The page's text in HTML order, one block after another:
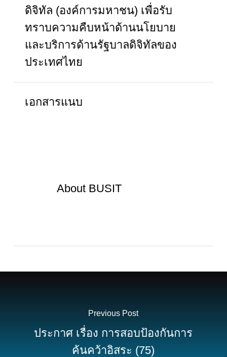
ดิจิทัล (องค์การมหาชน) เพื่อรับ
ทราบความคืบหน้าด้านนโยบาย
และบริการด้านรัฐบาลดิจิทัลของ
ประเทศไทย
เอกสารแนบ
AboutBUSIT
Previous Post
ประกาศ เรื่อง การสอบป้องกันการ
ค้นคว้าอิสระ (75)